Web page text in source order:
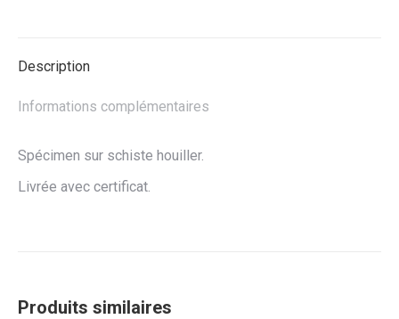
Description
Informations complémentaires
Spécimen sur schiste houiller.
Livrée avec certificat.
Produits similaires